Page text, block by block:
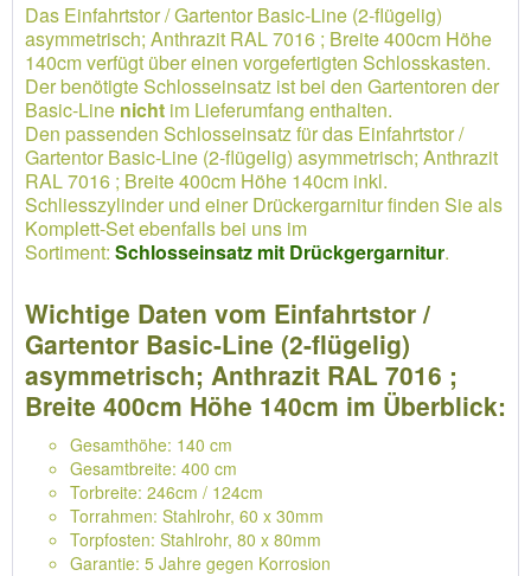
Das Einfahrtstor / Gartentor Basic-Line (2-flügelig)
asymmetrisch; Anthrazit RAL 7016 ; Breite 400cm Höhe
140cm verfügt über einen vorgefertigten Schlosskasten.
Der benötigte Schlosseinsatz ist bei den Gartentoren der
Basic-Line nicht im Lieferumfang enthalten.
Den passenden Schlosseinsatz für das Einfahrtstor /
Gartentor Basic-Line (2-flügelig) asymmetrisch; Anthrazit
RAL 7016 ; Breite 400cm Höhe 140cm inkl.
Schliesszylinder und einer Drückergarnitur finden Sie als
Komplett-Set ebenfalls bei uns im
Sortiment: Schlosseinsatz mit Drückgergarnitur.
Wichtige Daten vom Einfahrtstor /
Gartentor Basic-Line (2-flügelig)
asymmetrisch; Anthrazit RAL 7016 ;
Breite 400cm Höhe 140cm im Überblick:
Gesamthöhe: 140 cm
Gesamtbreite: 400 cm
Torbreite: 246cm / 124cm
Torrahmen: Stahlrohr, 60 x 30mm
Torpfosten: Stahlrohr, 80 x 80mm
Garantie: 5 Jahre gegen Korrosion